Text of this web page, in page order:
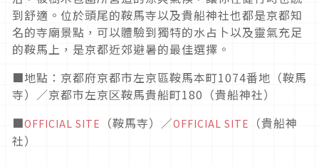
到舒適。位於頭尾的鞍馬寺以及貴船神社也都是京都知
名的寺廟景點，可以體驗到獨特的水占卜以及靈氣充足
的鞍馬上，是京都近郊避暑的最佳選擇。
■地點：京都府京都市左京區鞍馬本町1074番地（鞍馬
寺）／京都市左京区鞍馬貴船町180（貴船神社）
■OFFICIAL SITE （鞍馬寺）／OFFICIAL SITE
（貴船神
社）